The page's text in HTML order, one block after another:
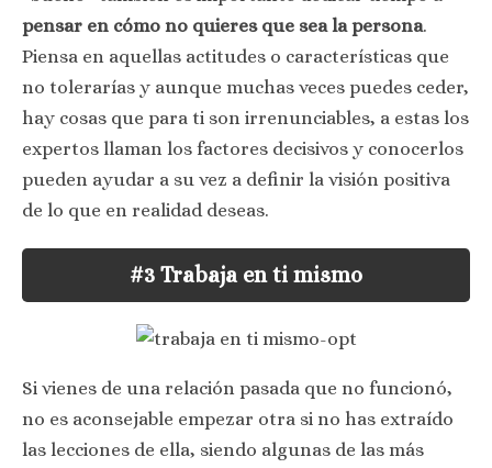
pensar en cómo no quieres que sea la persona.
Piensa en aquellas actitudes o características que
no tolerarías y aunque muchas veces puedes ceder,
hay cosas que para ti son irrenunciables, a estas los
expertos llaman los factores decisivos y conocerlos
pueden ayudar a su vez a definir la visión positiva
de lo que en realidad deseas.
#3 Trabaja en ti mismo
Si vienes de una relación pasada que no funcionó,
no es aconsejable empezar otra si no has extraído
las lecciones de ella, siendo algunas de las más